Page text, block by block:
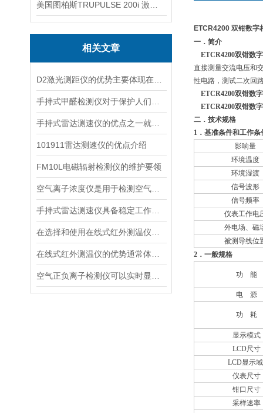
相关文章
101911雷达测速仪的优点介绍
FM10L电磁辐射检测仪的维护要领
ETCR4200 双钳数字
一．简介
ETCR4200双钳数
直接测量交流电压和
性电路，测试二次回
ETCR4200双钳数
ETCR4200双钳数
二．技术规格
1 ．基准条件和工作条
影响量
环境温度
环境湿渡
信号波形
信号频率
仪表工作电
外电场、磁
被测导线位
2 ．一般规格
功 能
电 源
功 耗
显示模式
LCD尺寸
LCD显示域
仪表尺寸
钳口尺寸
采样速率